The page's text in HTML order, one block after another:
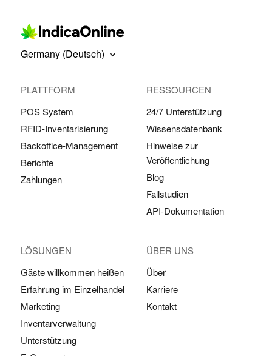
Germany (Deutsch)
PLATTFORM
POS System
RFID-Inventarisierung
Backoffice-Management
Berichte
Zahlungen
LÖSUNGEN
Gäste willkommen heißen
Erfahrung im Einzelhandel
Marketing
Inventarverwaltung
Unterstützung
RESSOURCEN
24/7 Unterstützung
Wissensdatenbank
Hinweise zur
Veröffentlichung
Blog
Fallstudien
API-Dokumentation
ÜBER UNS
Über
Karriere
Kontakt